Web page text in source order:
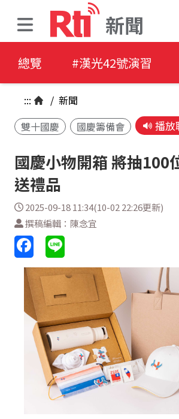
新聞
總覽 #漢光42號演習
::: / 新聞
雙十國慶
國慶籌備會 播放
國慶小物開箱 將抽100
送禮品
2025-09-18 11:34(10-02 22:26更新)
撰稿編輯：陳念宜